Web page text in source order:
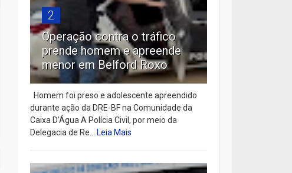
2
Operação contra o tráfico
prende homem e apreende
menor em Belford Roxo
Homem foi preso e adolescente apreendido
durante ação da DRE-BF na Comunidade da
Caixa D’Água A Polícia Civil, por meio da
Delegacia de Re...Leia Mais